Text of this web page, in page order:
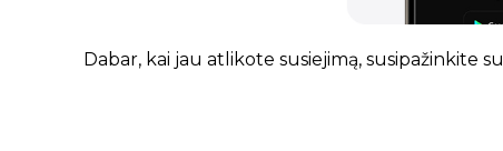
Dabar, kai jau atlikote susiejimą, susipažinkite su